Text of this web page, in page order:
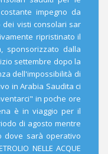
impegno da
visti consolari sar
ripristinato il
sponsorizzato dalla
settembre dopo la
dell'impossibilità di
in Arabia Saudita ci
in poche ore
è in viaggio per il
di agosto mentre
dove sarà operativo
NELLE ACQUE